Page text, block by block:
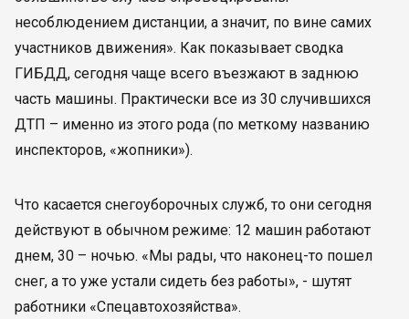
несоблюдением дистанции, а значит, по вине самих
участников движения». Как показывает сводка
ГИБДД, сегодня чаще всего въезжают в заднюю
часть машины. Практически все из 30 случившихся
ДТП – именно из этого рода (по меткому названию
инспекторов, «жопники»).
Что касается снегоуборочных служб, то они сегодня
действуют в обычном режиме: 12 машин работают
днем, 30 – ночью. «Мы рады, что наконец-то пошел
снег, а то уже устали сидеть без работы», - шутят
работники «Спецавтохозяйства».